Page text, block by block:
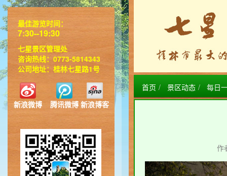
最佳游览时间：
7:30--19:30
七星景区管理处
咨询热线：0773-5814343
公司地址：桂林七星路1号
新浪微博 腾讯微博 新浪博客
首页 景区动态 每日
作